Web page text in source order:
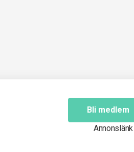
Bli medlem
Annonslänk